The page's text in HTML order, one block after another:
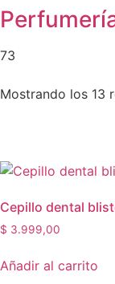
73
Mostrando los 13
Cepillo dental
$ 3.999,00
Añadir al carrito